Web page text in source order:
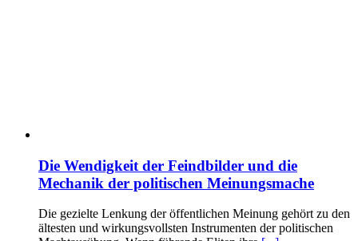
Die Wendigkeit der Feindbilder und die
Mechanik der politischen Meinungsmache
Die gezielte Lenkung der öffentlichen Meinung gehört zu den
ältesten und wirkungsvollsten Instrumenten der politischen